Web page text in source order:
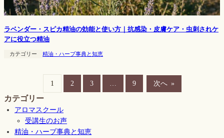
ラベンダー・スピカ精油の効能と使い方｜抗感染・皮膚ケア・虫刺されケ
アに役立つ精油
カテゴリー 精油・ハーブ事典と知恵
1 2 3 9 次へ »
カテゴリー
アロマスクール
受講生のお声
精油・ハーブ事典と知恵